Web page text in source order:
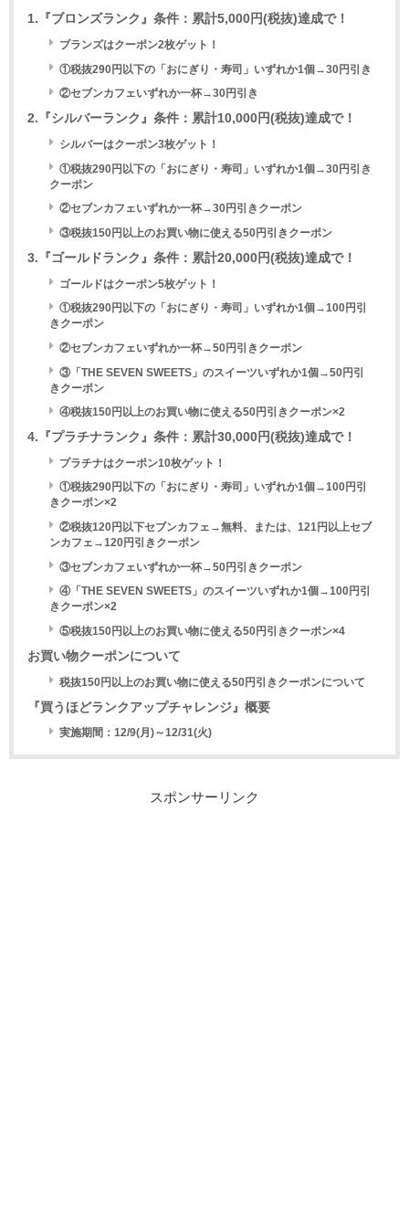
1.『ブロンズランク』条件：累計5,000円(税抜)達成で！
ブランズはクーポン2枚ゲット！
①税抜290円以下の「おにぎり・寿司」いずれか1個→30円引き
②セブンカフェいずれか一杯→30円引き
2.『シルバーランク』条件：累計10,000円(税抜)達成で！
シルバーはクーポン3枚ゲット！
①税抜290円以下の「おにぎり・寿司」いずれか1個→30円引き
クーポン
②セブンカフェいずれか一杯→30円引きクーポン
③税抜150円以上のお買い物に使える50円引きクーポン
3.『ゴールドランク』条件：累計20,000円(税抜)達成で！
ゴールドはクーポン5枚ゲット！
①税抜290円以下の「おにぎり・寿司」いずれか1個→100円引
きクーポン
②セブンカフェいずれか一杯→50円引きクーポン
③「THE SEVEN SWEETS」のスイーツいずれか1個→50円引
きクーポン
④税抜150円以上のお買い物に使える50円引きクーポン×2
4.『プラチナランク』条件：累計30,000円(税抜)達成で！
プラチナはクーポン10枚ゲット！
①税抜290円以下の「おにぎり・寿司」いずれか1個→100円引
きクーポン×2
②税抜120円以下セブンカフェ→無料、または、121円以上セブ
ンカフェ→120円引きクーポン
③セブンカフェいずれか一杯→50円引きクーポン
④「THE SEVEN SWEETS」のスイーツいずれか1個→100円引
きクーポン×2
⑤税抜150円以上のお買い物に使える50円引きクーポン×4
お買い物クーポンについて
税抜150円以上のお買い物に使える50円引きクーポンについて
『買うほどランクアップチャレンジ』概要
実施期間：12/9(月)～12/31(火)
スポンサーリンク